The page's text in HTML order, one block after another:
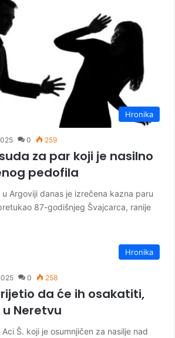
Hronika
0 259
za par koji je nasilno
pedofila
u Argoviji danas je izrečena kazna paru
87-godišnjeg Švajcarca, ranije
Hronika
0 258
da će ih osakatiti,
Neretvu
Aci Š. koji je osumnjičen za nasilje nad